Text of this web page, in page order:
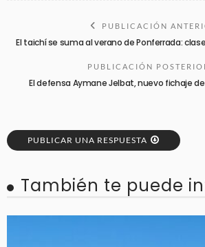
PUBLICACIÓN
El taichí se suma al verano de Ponferrada:
PUBLICACIÓN
El defensa Aymane Jelbat, nuevo fichaje de
PUBLICAR UNA RESPUESTA
También te puede